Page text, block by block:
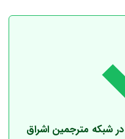
شبکه مترجمین اشراق